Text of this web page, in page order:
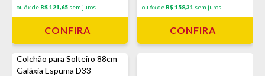
ou 6x de R$ 121,65 sem juros
CONFIRA
ou 6x de R$ 158,31 sem juros
CONFIRA
Colchão para Solteiro 88cm
Galáxia Espuma D33